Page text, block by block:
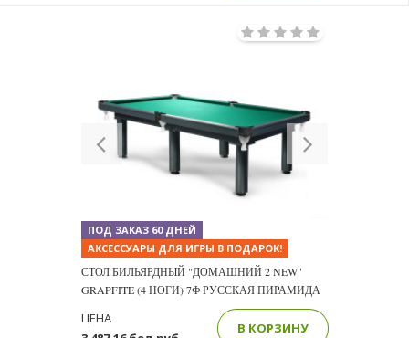
Previous
ПОД ЗАКАЗ 60 ДНЕЙ
АКСЕССУАРЫ ДЛЯ ИГРЫ В ПОДАРОК!
СТОЛ БИЛЬЯРДНЫЙ "ДОМАШНИЙ 2 NEW"
GRAPFITE (4 НОГИ) 7Ф РУССКАЯ ПИРАМИДА
ЦЕНА
В КОРЗИНУ